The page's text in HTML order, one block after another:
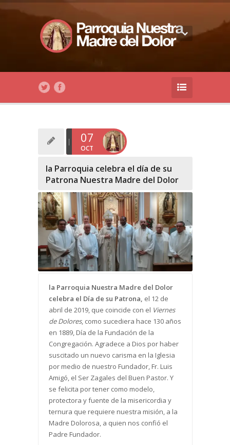
07
OCT
la Parroquia celebra el día de su
Patrona Nuestra Madre del Dolor
la Parroquia Nuestra Madre del Dolor
celebra el Día de su Patrona, el 12 de
abril de 2019, que coincide con el Viernes
de Dolores, como sucediera hace 130 años
en 1889, Día de la Fundación de la
Congregación. Agradece a Dios por haber
suscitado un nuevo carisma en la Iglesia
por medio de nuestro Fundador, Fr. Luis
Amigó, el Ser Zagales del Buen Pastor. Y
se felicita por tener como modelo,
protectora y fuente de la misericordia y
ternura que requiere nuestra misión, a la
Madre Dolorosa, a quien nos confió el
Padre Fundador.